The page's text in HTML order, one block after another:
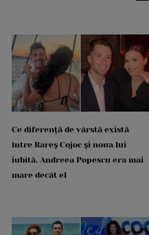
Ce diferență de vârstă există
între Rareș Cojoc și noua lui
iubită. Andreea Popescu era mai
mare decât el